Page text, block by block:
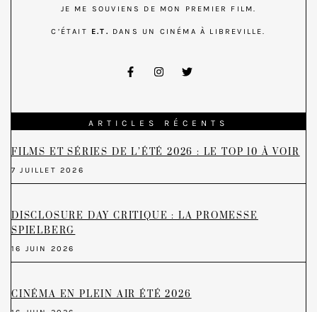
JE ME SOUVIENS DE MON PREMIER FILM.
C’ÉTAIT E.T. DANS UN CINÉMA À LIBREVILLE.
ARTICLES RÉCENTS
FILMS ET SÉRIES DE L’ÉTÉ 2026 : LE TOP 10 À VOIR
7 JUILLET 2026
DISCLOSURE DAY CRITIQUE : LA PROMESSE
SPIELBERG
16 JUIN 2026
CINÉMA EN PLEIN AIR ÉTÉ 2026